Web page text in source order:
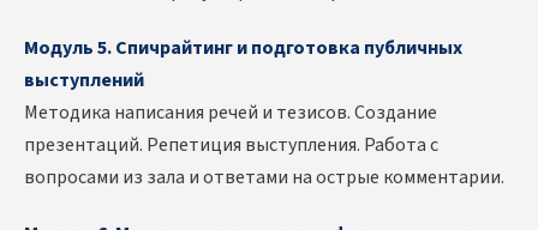
Модуль 5. Спичрайтинг и подготовка публичных
выступлений
Методика написания речей и тезисов. Создание
презентаций. Репетиция выступления. Работа с
вопросами из зала и ответами на острые комментарии.